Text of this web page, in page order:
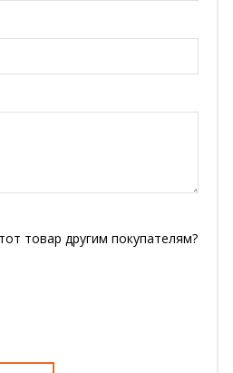
товар другим покупателям?